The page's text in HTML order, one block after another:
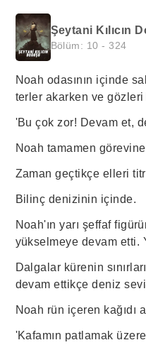
Şeytani Kılıcın
Bölüm: 10 -324
Noah odasının içinde
terler akarken ve gözleri
'Bu çok zor! Devam et,
Noah tamamen
Zaman geçtikçe elleri
Bilinç denizinin içinde.
Noah'ın yarı şeffaf
yükselmeye devam etti.
Dalgalar kürenin
devam ettikçe deniz
Noah rün içeren kağıdı
'Kafamın patlamak